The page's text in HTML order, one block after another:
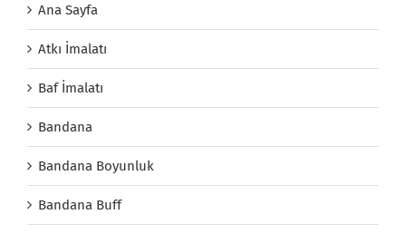
Ana Sayfa
Atkı İmalatı
Baf İmalatı
Bandana
Bandana Boyunluk
Bandana Buff